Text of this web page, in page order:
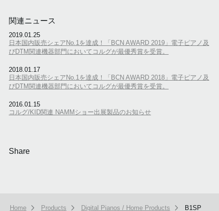
関連ニュース
2019.01.25
日本国内販売シェアNo.1を達成！「BCN AWARD 2019」電子ピアノ及
びDTM関連機器部門においてコルグが最優秀賞を受賞。
2018.01.17
日本国内販売シェアNo.1を達成！「BCN AWARD 2018」電子ピアノ及
びDTM関連機器部門においてコルグが最優秀賞を受賞。
2016.01.15
コルグ/KID関連 NAMMショー出展製品のお知らせ
Share
Home Products Digital Pianos / Home Products B1SP